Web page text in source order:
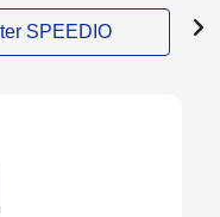
SPEEDIO